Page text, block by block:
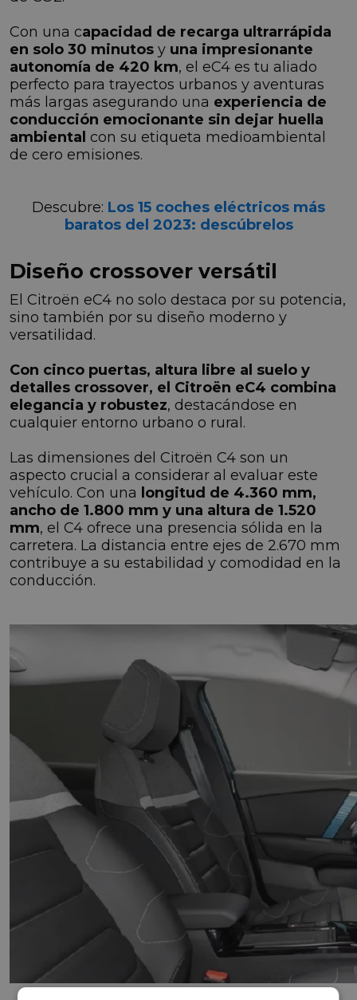
Con una capacidad de recarga ultrarrápida
en solo 30 minutos y una impresionante
autonomía de 420 km, el eC4 es tu aliado
perfecto para trayectos urbanos y aventuras
más largas asegurando una experiencia de
conducción emocionante sin dejar huella
ambiental con su etiqueta medioambiental
de cero emisiones.
Descubre: Los 15 coches eléctricos más
baratos del 2023: descúbrelos
Diseño crossover versátil
El Citroën eC4 no solo destaca por su potencia,
sino también por su diseño moderno y
versatilidad.
Con cinco puertas, altura libre al suelo y
detalles crossover, el Citroën eC4 combina
elegancia y robustez, destacándose en
cualquier entorno urbano o rural.
Las dimensiones del Citroën C4 son un
aspecto crucial a considerar al evaluar este
vehículo. Con una longitud de 4.360 mm,
ancho de 1.800 mm y una altura de 1.520
mm, el C4 ofrece una presencia sólida en la
carretera. La distancia entre ejes de 2.670 mm
contribuye a su estabilidad y comodidad en la
conducción.